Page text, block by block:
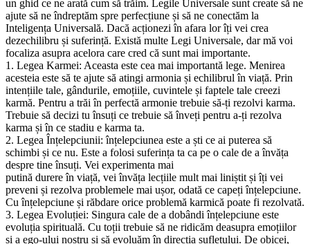
un ghid ce ne arată cum să trăim. Legile Universale sunt create să ne
ajute să ne îndreptăm spre perfecțiune și să ne conectăm la
Inteligența Universală. Dacă acționezi în afara lor îți vei crea
dezechilibru și suferință. Există multe Legi Universale, dar mă voi
focaliza asupra acelora care cred că sunt mai importante.
1. Legea Karmei: Aceasta este cea mai importantă lege. Menirea
acesteia este să te ajute să atingi armonia și echilibrul în viață. Prin
intențiile tale, gândurile, emoțiile, cuvintele și faptele tale creezi
karmă. Pentru a trăi în perfectă armonie trebuie să-ți rezolvi karma.
Trebuie să decizi tu însuți ce trebuie să înveți pentru a-ți rezolva
karma și în ce stadiu e karma ta.
2. Legea Înțelepciunii: înțelepciunea este a ști ce ai puterea să
schimbi și ce nu. Este a folosi suferința ta ca pe o cale de a învăța
despre tine însuți. Vei experimenta mai
putină durere în viață, vei învăța lecțiile mult mai liniștit și îți vei
preveni și rezolva problemele mai ușor, odată ce capeți înțelepciune.
Cu înțelepciune și răbdare orice problemă karmică poate fi rezolvată.
3. Legea Evoluției: Singura cale de a dobândi înțelepciune este
evoluția spirituală. Cu toții trebuie să ne ridicăm deasupra emoțiilor
și a ego-ului nostru și să evoluăm în direcția sufletului. De obicei,